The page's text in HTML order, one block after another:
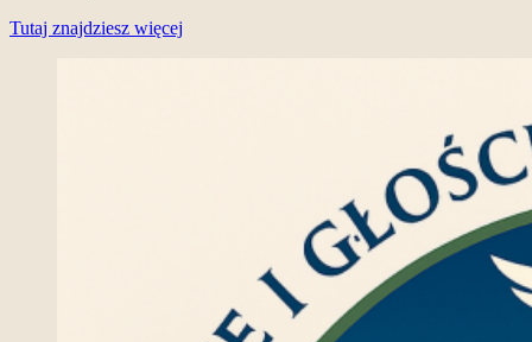
Tutaj znajdziesz więcej